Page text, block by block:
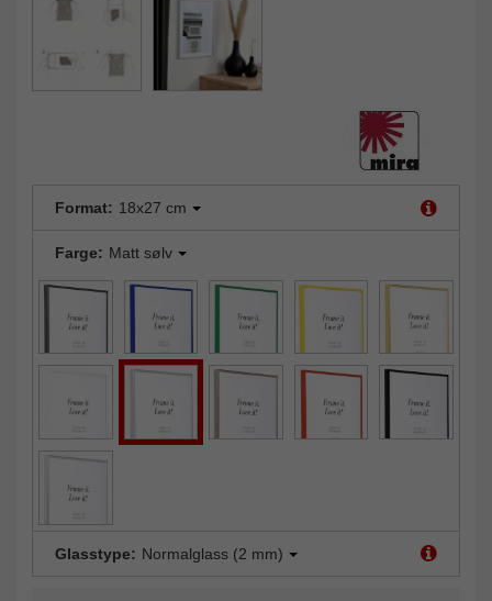
Format: 18x27 cm
Farge: Matt sølv
Glasstype: Normalglass (2 mm)